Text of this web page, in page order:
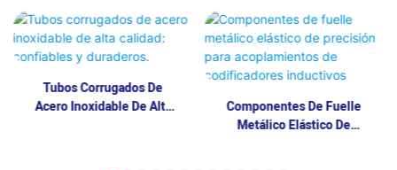
Tubos Corrugados De
Acero Inoxidable De Alta
Componentes De Fuelle
Metálico Elástico De